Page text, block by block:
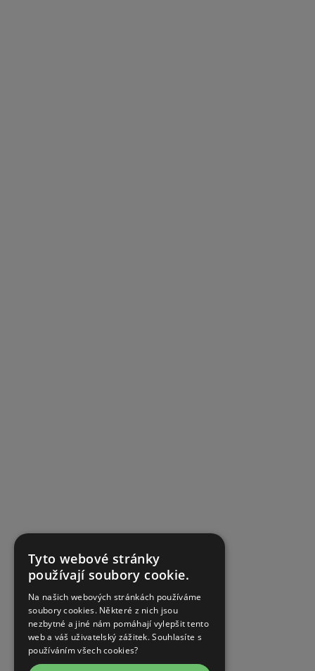
Tyto webové stránky
používají soubory cookie.
Na našich webových stránkách používáme
soubory cookies. Některé z nich jsou
nezbytné a jiné nám pomáhají vylepšit tento
web a váš uživatelský zážitek. Souhlasíte s
používáním všech cookies?